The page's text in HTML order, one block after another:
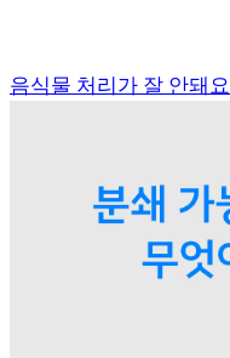
음식물 처리가 잘 안돼요